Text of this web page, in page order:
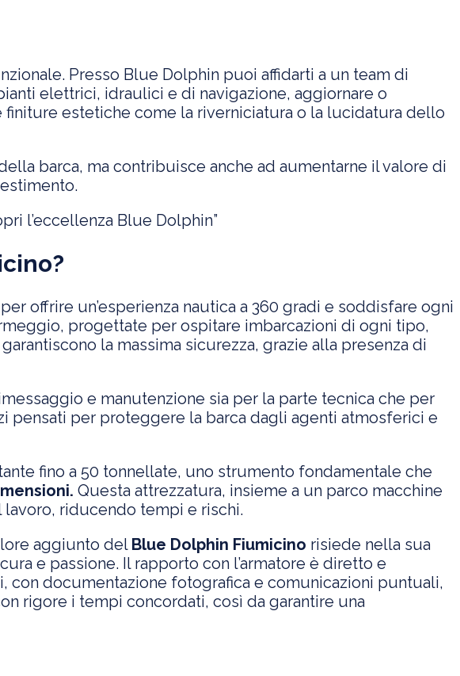
Presso Blue Dolphin puoi affidarti a un team di
elettrici, idraulici e di navigazione, aggiornare o
estetiche come la riverniciatura o la lucidatura dello
barca, ma contribuisce anche ad aumentarne il valore di
l’eccellenza Blue Dolphin”
offrire un’esperienza nautica a 360 gradi e soddisfare ogni
progettate per ospitare imbarcazioni di ogni tipo,
la massima sicurezza, grazie alla presenza di
e manutenzione sia per la parte tecnica che per
pensati per proteggere la barca dagli agenti atmosferici e
fino a 50 tonnellate, uno strumento fondamentale che
Questa attrezzatura, insieme a un parco macchine
riducendo tempi e rischi.
aggiunto del Blue Dolphin Fiumicino risiede nella sua
e passione. Il rapporto con l’armatore è diretto e
documentazione fotografica e comunicazioni puntuali,
rigore i tempi concordati, così da garantire una